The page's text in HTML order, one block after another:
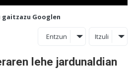
gaitzazu Googlen
Entzun Itzuli
lehe jardunaldian